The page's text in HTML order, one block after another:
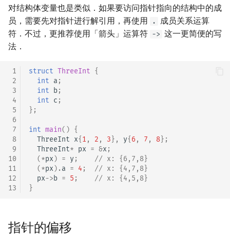
洲阁筛
类欧几里德算法
二次域
Pell 方程
LGV 引理
最大团搜索算法
支配树
图上随机游走
对结构体变量也是类似．如果要访问指针指向的结构中的成
员，需要先对指针进行解引用，再使用
.
成员关系运算
符．不过，更推荐使用「箭头」运算符 -> 这一更简便的写
法．
1
2
3
4
5
6
7
8
9
10
11
12
13
struct ThreeInt {
int a ;
int
b;
int c ;
};
int main() {
ThreeInt x{ 1 , 2 , 3 }, y{ 6 , 7 , 8};
ThreeInt* px = &x;
(*px) = y;
// x: {6,7,8}
(*px).a = 4;
// x: {4,7,8}
px->b = 5 ;
// x: {4,5,8}
}
指针的偏移